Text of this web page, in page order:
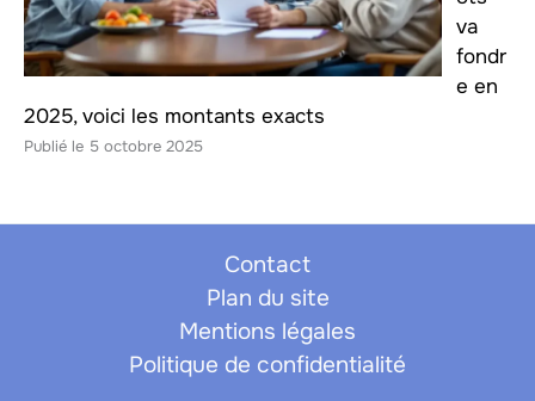
va
fondr
e en
2025, voici les montants exacts
5 octobre 2025
Contact
Plan du site
Mentions légales
Politique de confidentialité